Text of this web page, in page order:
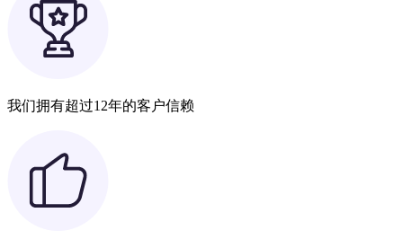
我们拥有超过12年的客户信赖